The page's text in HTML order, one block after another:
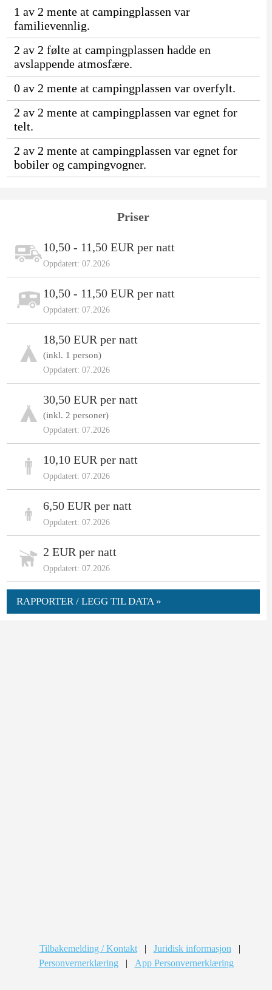
1 av 2 mente at campingplassen var
familievennlig.
2 av 2 følte at campingplassen hadde en
avslappende atmosfære.
0 av 2 mente at campingplassen var overfylt.
2 av 2 mente at campingplassen var egnet for
telt.
2 av 2 mente at campingplassen var egnet for
bobiler og campingvogner.
Priser
10,50 - 11,50 EUR per natt
Oppdatert: 07.2026
10,50 - 11,50 EUR per natt
Oppdatert: 07.2026
18,50 EUR per natt
(inkl. 1 person)
Oppdatert: 07.2026
30,50 EUR per natt
(inkl. 2 personer)
Oppdatert: 07.2026
10,10 EUR per natt
Oppdatert: 07.2026
6,50 EUR per natt
Oppdatert: 07.2026
2 EUR per natt
Oppdatert: 07.2026
RAPPORTER / LEGG TIL DATA »
Tilbakemelding / Kontakt | Juridisk informasjon
|
Personvernerklæring
| App Personvernerklæring